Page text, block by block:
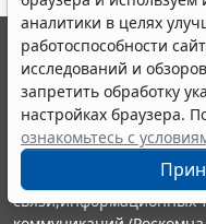
аналитики в целях
работоспособности
исследований и
запретить обработку
настройках браузера.
ознакомьтесь с
© ООО "НПП "ГАРАНТ-
выпускается с 1990
являются участниками
информации ГАРАНТ.
Портал ГАРАНТ.РУ
издания Федеральной
связи,информационных